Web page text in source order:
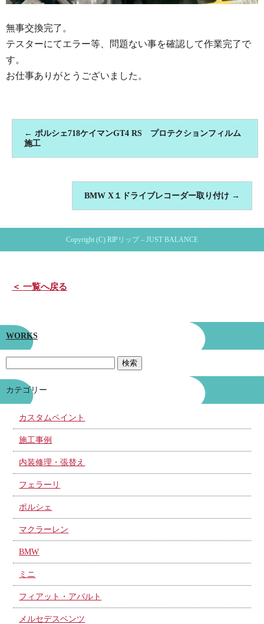
無事交換完了。
テスターにてエラー等、問題ない事を確認して作業完了で
す。
お仕事ありがとうございました。
← ポルシェ718ケイマンGT4 RS プロテクションフィルム
施工
BMW X１ドライブレコーダー取り付け →
Copyright (C) RIPリップ – JUST BALANCE
＜ 一覧へ戻る
WORKS
カテゴリー
カスタムペイント
施工事例
内装修理・張替え
フェラーリ
ポルシェ
マクラーレン
BMW
ミニ
フィアット・アバルト
メルセデスベンツ